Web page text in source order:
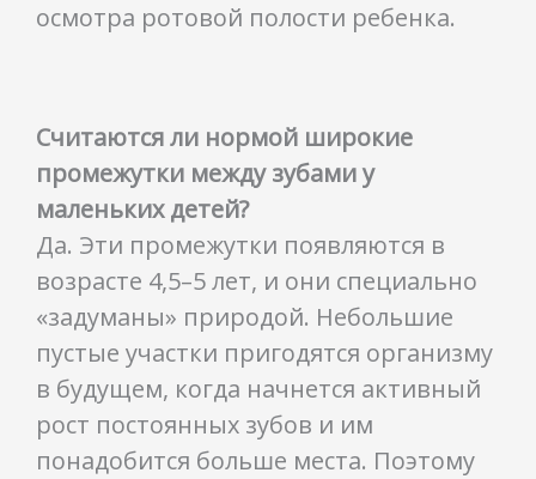
осмотра ротовой полости ребенка.
Считаются ли нормой широкие
промежутки между зубами у
маленьких детей?
Да. Эти промежутки появляются в
возрасте 4,5–5 лет, и они специально
«задуманы» природой. Небольшие
пустые участки пригодятся организму
в будущем, когда начнется активный
рост постоянных зубов и им
понадобится больше места. Поэтому